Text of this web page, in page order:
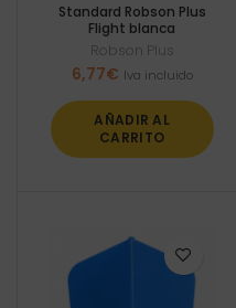
Standard Robson Plus
Flight blanca
Robson Plus
6,77€ Iva incluido
AÑADIR AL
CARRITO